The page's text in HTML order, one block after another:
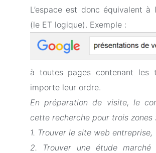
L’espace est donc équivalent à
(le ET logique). Exemple :
à toutes pages contenant les
importe leur ordre.
En préparation de visite, le
cette recherche pour trois zones
1. Trouver le site web entreprise,
2. Trouver une étude